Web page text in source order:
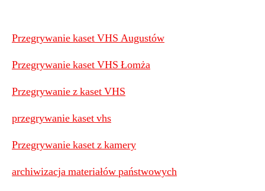
Przegrywanie kaset VHS Augustów
Przegrywanie kaset VHS Łomża
Przegrywanie z kaset VHS
przegrywanie kaset vhs
Przegrywanie kaset z kamery
archiwizacja materiałów państwowych